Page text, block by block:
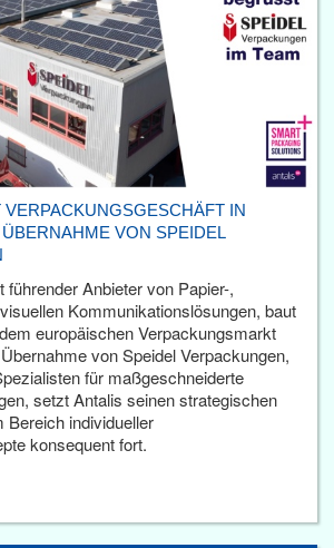
VERPACKUNGSGESCHÄFT IN
VON SPEIDEL
führender Anbieter von Papier-,
Kommunikationslösungen, baut
europäischen Verpackungsmarkt
von Speidel Verpackungen,
für maßgeschneiderte
setzt Antalis seinen strategischen
individueller
konsequent fort.